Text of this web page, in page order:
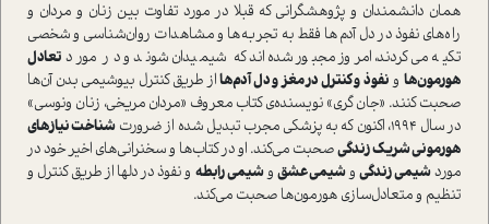
همان دانشمندان و پژوهشگرانی که قبلا در مورد تفاوت بین زنان و مردان و
راه‌های نفوذ در دل آدم‌ها فقط به تجربه‌ها و مشاهدات روان‌شناسی و شخصی
تکیه می‌کردند، امروز مجبور شده‌اند که شیمیدان شوند و در مورد تعادل
هورمون‌هاونفوذ و کنترل در مغز و دل آدم‌هااز طریق کنترل بیوشیمی بدن آن‌ها
صحبت کنند. «جان گری» نویسنده‌ی کتاب معروف «مردان مریخی، زنان ونوسی»
در سال ۱۹۹۴، اکنون که به پزشکی مجرب تبدیل شده از ضرورت
شناخت نیازهای
هورمونی شریک زندگیصحبت می‌کند. او در کتاب‌ها و سخنرانی‌های اخیر خود در
موردشیمی زندگی وشیمی عشق وشیمی رابطه و نفوذ در دل­ها از طریق کنترل و
تنظیم و متعادل‌سازی هورمون‌ها صحبت می‌کند.